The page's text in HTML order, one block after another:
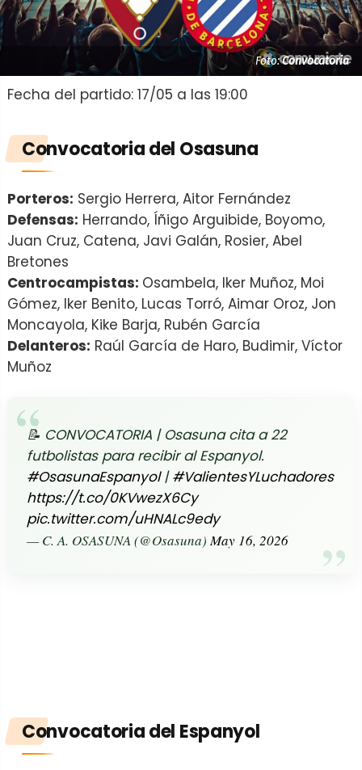
Foto:Convocatoria
Fecha del partido: 17/05 a las 19:00
Convocatoria del Osasuna
Porteros: Sergio Herrera, Aitor Fernández
Defensas: Herrando, Íñigo Arguibide, Boyomo,
Juan Cruz, Catena, Javi Galán, Rosier, Abel
Bretones
Centrocampistas: Osambela, Iker Muñoz, Moi
Gómez, Iker Benito, Lucas Torró, Aimar Oroz, Jon
Moncayola, Kike Barja, Rubén García
Delanteros: Raúl García de Haro, Budimir, Víctor
Muñoz
📝 CONVOCATORIA | Osasuna cita a 22
futbolistas para recibir al Espanyol.
#OsasunaEspanyol|#ValientesYLuchadores
https://t.co/0KVwezX6Cy
pic.twitter.com/uHNALc9edy
— C. A. OSASUNA (@Osasuna)May 16, 2026
Convocatoria del Espanyol